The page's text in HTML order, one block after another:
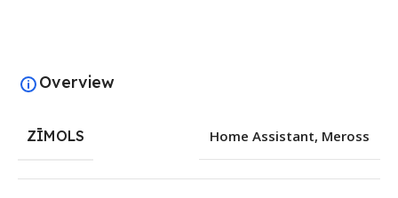
Overview
ZĪMOLS Home Assistant, Meross